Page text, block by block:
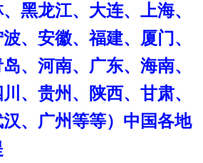
黑龙江、大连、上海、
、安徽、福建、厦门、
、河南、广东、海南、
、贵州、陕西、甘肃、
、广州等等）中国各地